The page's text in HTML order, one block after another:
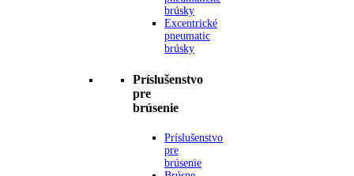
brúsky
Excentrické
pneumatic
brúsky
Príslušenstvo
pre
brúsenie
Príslušenstvo
pre
brúsenie